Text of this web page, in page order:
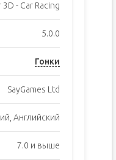
- Car Racing
5.0.0
Гонки
SayGames Ltd
Английский
7.0 и выше